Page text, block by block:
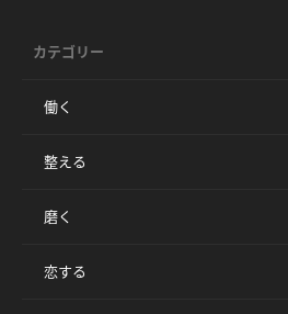
カテゴリー
働く
整える
磨く
恋する